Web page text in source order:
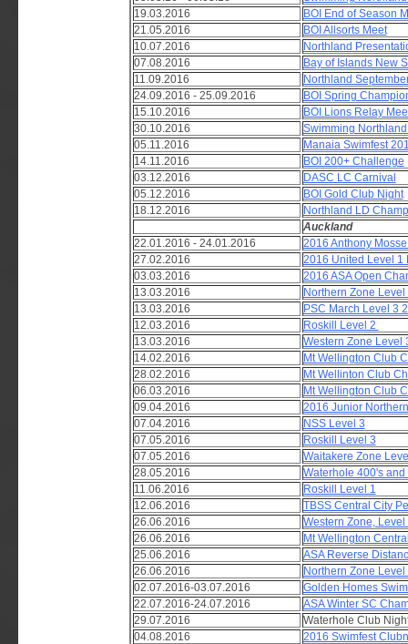
19.03.2016
BOI End of Season
21.05.2016
BOI Allsorts Meet
10.07.2016
Northland
07.08.2016
Bay of Islands New
11.09.2016
Northland
24.09.2016 - 25.09.2016
BOI Spring
15.10.2016
BOI Lions Relay
30.10.2016
Swimming
05.11.2016
Manaia Swimfest
14.11.2016
BOI 200+ Challenge
03.12.2016
DASC LC Carnival
05.12.2016
BOI Gold Club Night
18.12.2016
Northland LD
Auckland
22.01.2016 - 24.01.2016
2016 Anthony
27.02.2016
2016 United Level 1
03.03.2016
2016 ASA Open
13.03.2016
Northern Zone Level
13.03.2016
PSC March Level 3
12.03.2016
Roskill Level 2
13.03.2016
Western Zone Level
14.02.2016
Mt Wellington Club
28.02.2016
Mt Wellinton Club
06.03.2016
Mt Wellington Club
09.04.2016
2016 Junior
07.04.2016
NSS Level 3
07.05.2016
Roskill Level 3
07.05.2016
Waitakere Zone
28.05.2016
Waterhole 400's and
11.06.2016
Roskill Level 1
12.06.2016
TBSS Central City
26.06.2016
Western Zone, Level
26.06.2016
Mt Wellington
25.06.2016
ASA Reverse
26.06.2016
Northern Zone Level
02.07.2016-03.07.2016
Golden Homes
22.07.2016-24.07.2016
ASA Winter SC
29.07.2016
Waterhole Club
04.08.2016
2016 Swimfest